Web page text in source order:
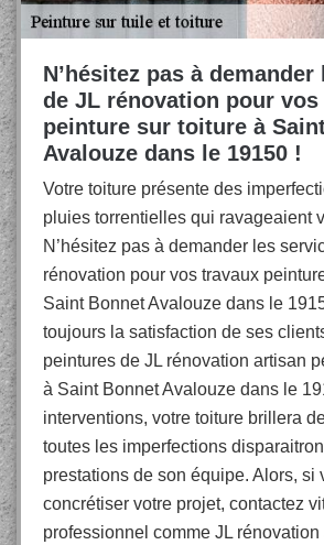
N’hésitez pas à
de JL rénovation pour
peinture sur toiture à
Avalouze dans le 19150 !
Votre toiture présente des
pluies torrentielles qui ravageaient
N’hésitez pas à demander les
rénovation pour vos travaux
Saint Bonnet Avalouze dans le
toujours la satisfaction de ses
peintures de JL rénovation artisan
à Saint Bonnet Avalouze dans le
interventions, votre toiture brillera
toutes les imperfections
prestations de son équipe. Alors, si
concrétiser votre projet, contactez
professionnel comme JL